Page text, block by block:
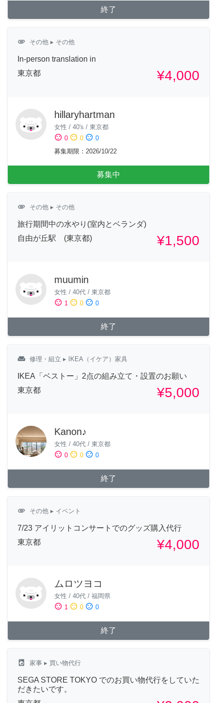
終了
attachment その他 ▸ その他
In-person translation in
東京都
¥4,000
hillaryhartman
女性 / 40's / 東京都
sentiment_satisfied 0 sentiment_neutral 0 sentiment_dissatisfied 0
募集期限 ： 2026/10/22
募集中
attachment その他 ▸ その他
旅行期間中の水やり(室内とベランダ)
自由が丘駅 (東京都)
¥1,500
muumin
女性 / 40代 / 東京都
sentiment_satisfied 1 sentiment_neutral 0 sentiment_dissatisfied 0
終了
weekend 修理・組立 ▸ IKEA（イケア）家具
IKEA「ベストー」2点の組み立て・設置のお願い
東京都
¥5,000
Kanon♪
女性 / 40代 / 東京都
sentiment_satisfied 0 sentiment_neutral 0 sentiment_dissatisfied 0
終了
attachment その他 ▸ イベント
7/23 アイリットコンサートでのグッズ購入代行
東京都
¥4,000
ムロツヨコ
女性 / 40代 / 福岡県
sentiment_satisfied 1 sentiment_neutral 0 sentiment_dissatisfied 0
終了
local_laundry_service 家事 ▸ 買い物代行
SEGA STORE TOKYO でのお買い物代行をしていた
だきたいです。